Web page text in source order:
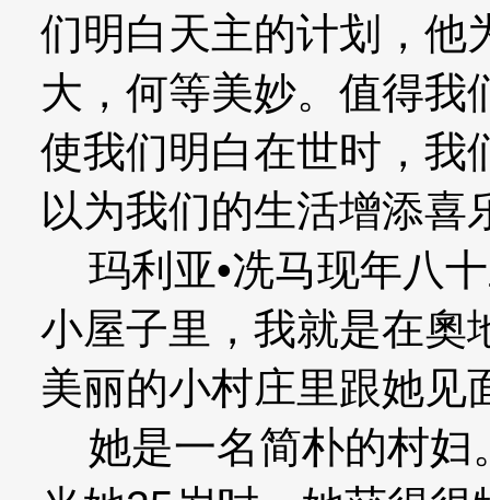
们明白天主的计划，他
大，何等美妙。值得我
使我们明白在世时，我
以为我们的生活增添喜
玛利亚•冼马现年八
小屋子里，我就是在奧
美丽的小村庄里跟她见
她是一名简朴的村妇